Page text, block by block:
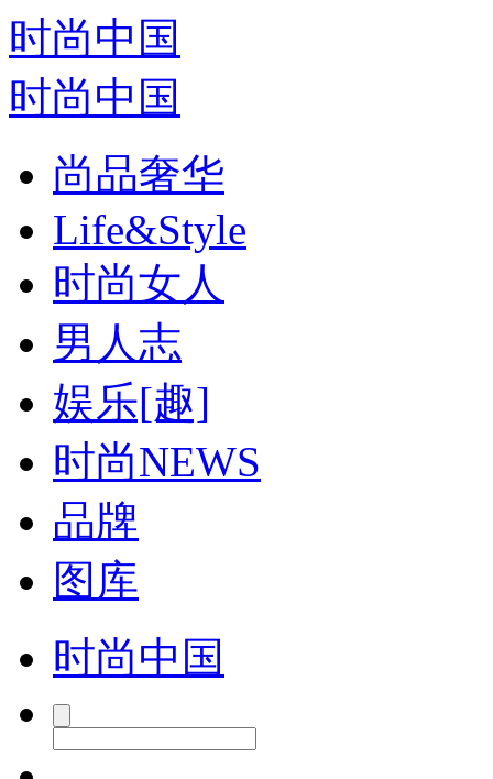
时尚中国
时尚中国
尚品奢华
Life&Style
时尚女人
男人志
娱乐[趣]
时尚NEWS
品牌
图库
时尚中国